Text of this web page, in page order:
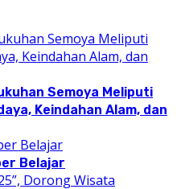
Semoya Meliputi
Keindahan Alam, dan
Belajar